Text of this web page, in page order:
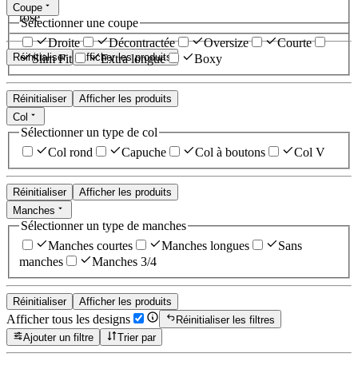
rose
Réinitialiser Afficher les produits
Coupe
Sélectionner une coupe
Droite
Décontractée Oversize
Courte
Slim Fit
Extra longue Boxy
Réinitialiser
Afficher les produits
Col
Sélectionner un type de col
Col rond
Capuche Col à boutons Col V
Réinitialiser
Afficher les produits
Manches
Sélectionner un type de manches
Manches courtes
Manches longues
Sans
manches
Manches 3/4
Réinitialiser Afficher les produits
Afficher tous les designs
Réinitialiser les filtres
Ajouter un filtre
Trier par